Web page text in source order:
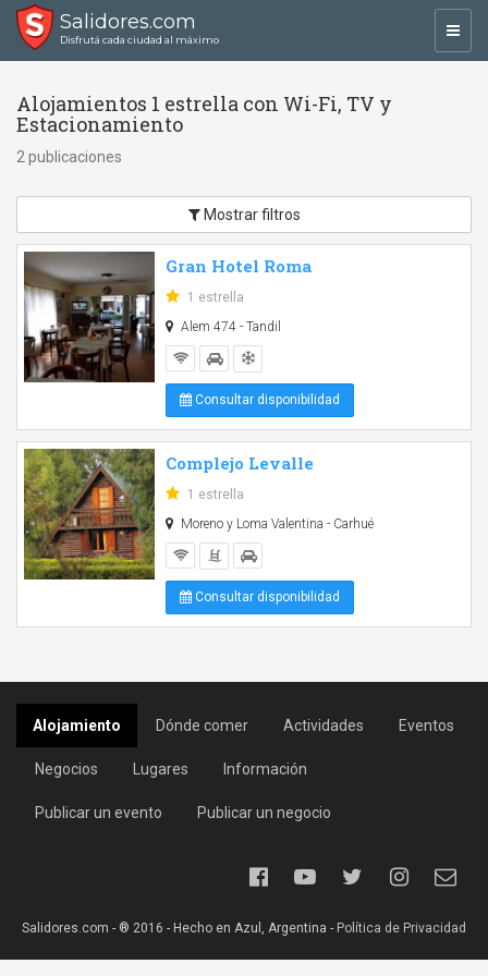
Salidores.com
Disfrutá cada ciudad al máximo
Alojamientos 1 estrella con Wi-Fi, TV y
Estacionamiento
2 publicaciones
Mostrar filtros
Gran Hotel Roma
1 estrella
Alem 474 - Tandil
Consultar disponibilidad
Complejo Levalle
1 estrella
Moreno y Loma Valentina - Carhué
Consultar disponibilidad
Alojamiento Dónde comer Actividades Eventos
Negocios Lugares Información
Publicar un evento Publicar un negocio
Salidores.com - ® 2016 - Hecho en Azul, Argentina - Política de Privacidad